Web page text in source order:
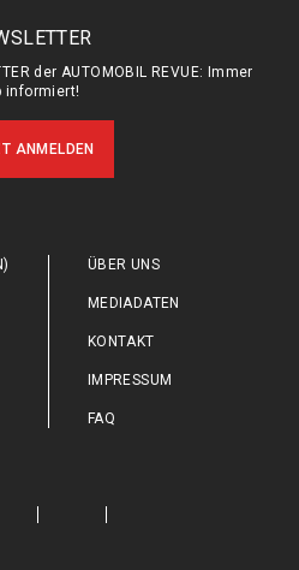
der AUTOMOBIL REVUE: Immer
informiert!
ANMELDEN
ÜBER UNS
MEDIADATEN
KONTAKT
IMPRESSUM
FAQ